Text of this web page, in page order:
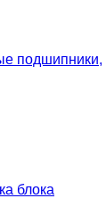
подшипники,
блока